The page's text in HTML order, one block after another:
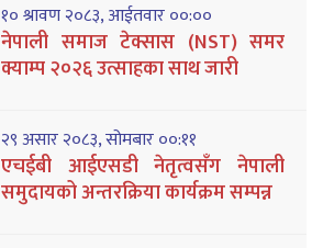
१० श्रावण २०८३, आईतवार ००:००
नेपाली समाज टेक्सास (NST) समर
क्याम्प २०२६ उत्साहका साथ जारी
२९ असार २०८३, सोमबार ००:११
एचईबी आईएसडी नेतृत्वसँग नेपाली
समुदायको अन्तरक्रिया कार्यक्रम सम्पन्न